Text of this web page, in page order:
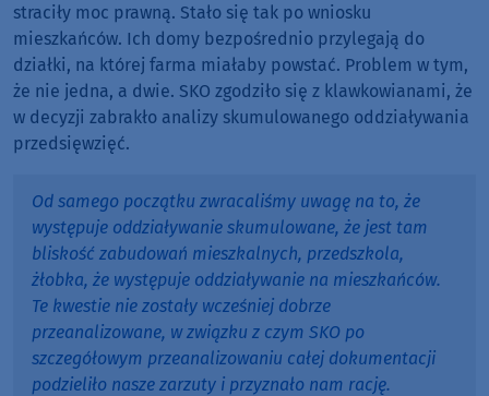
straciły moc prawną. Stało się tak po wniosku
mieszkańców. Ich domy bezpośrednio przylegają do
działki, na której farma miałaby powstać. Problem w tym,
że nie jedna, a dwie. SKO zgodziło się z klawkowianami, że
w decyzji zabrakło analizy skumulowanego oddziaływania
przedsięwzięć.
Od samego początku zwracaliśmy uwagę na to, że
występuje oddziaływanie skumulowane, że jest tam
bliskość zabudowań mieszkalnych, przedszkola,
żłobka, że występuje oddziaływanie na mieszkańców.
Te kwestie nie zostały wcześniej dobrze
przeanalizowane, w związku z czym SKO po
szczegółowym przeanalizowaniu całej dokumentacji
podzieliło nasze zarzuty i przyznało nam rację.